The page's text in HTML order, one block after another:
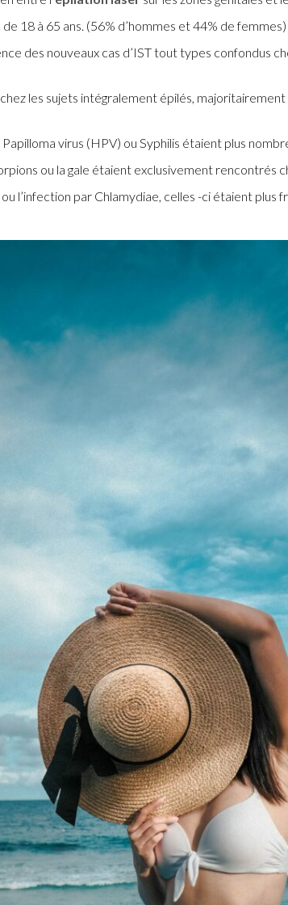
18 à 65 ans. (56% d’hommes et 44% de femmes)
des nouveaux cas d’IST tout types confondus
les sujets intégralement épilés,
virus (HPV) ou Syphilis étaient plus
ou la gale étaient exclusivement rencontrés
l’infection par Chlamydiae, celles -ci étaient plus